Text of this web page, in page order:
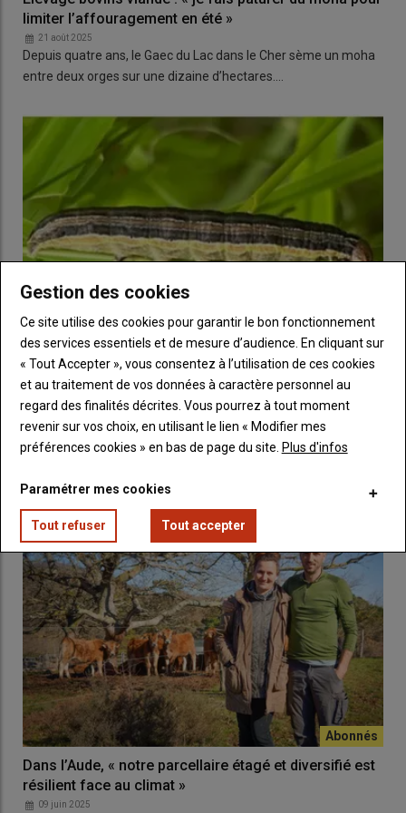
limiter l’affouragement en été »
21 août 2025
Depuis quatre ans, le Gaec du Lac dans le Cher sème un moha
entre deux orges sur une dizaine d’hectares.…
Pyrénées-Atlantiques : la chenille des prairies cause
des dégâts majeurs
14 août 2025
Le cirphis ou chenille des prairies pullule cette année dans les
Pyrénées-Atlantiques. Début août, les dégâts…
Dans l’Aude, « notre parcellaire étagé et diversifié est
résilient face au climat »
09 juin 2025
Gestion des cookies
Ce site utilise des cookies pour garantir le bon fonctionnement
des services essentiels et de mesure d’audience. En cliquant sur
« Tout Accepter », vous consentez à l’utilisation de ces cookies
et au traitement de vos données à caractère personnel au
regard des finalités décrites. Vous pourrez à tout moment
revenir sur vos choix, en utilisant le lien « Modifier mes
préférences cookies » en bas de page du site. Plus d'infos
Paramétrer mes cookies
Tout refuser Tout accepter